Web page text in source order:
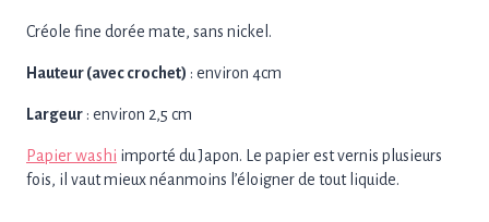
Créole fine dorée mate, sans nickel.
Hauteur (avec crochet) : environ 4cm
Largeur : environ 2,5 cm
Papier washi importé du Japon. Le papier est vernis plusieurs
fois, il vaut mieux néanmoins l’éloigner de tout liquide.